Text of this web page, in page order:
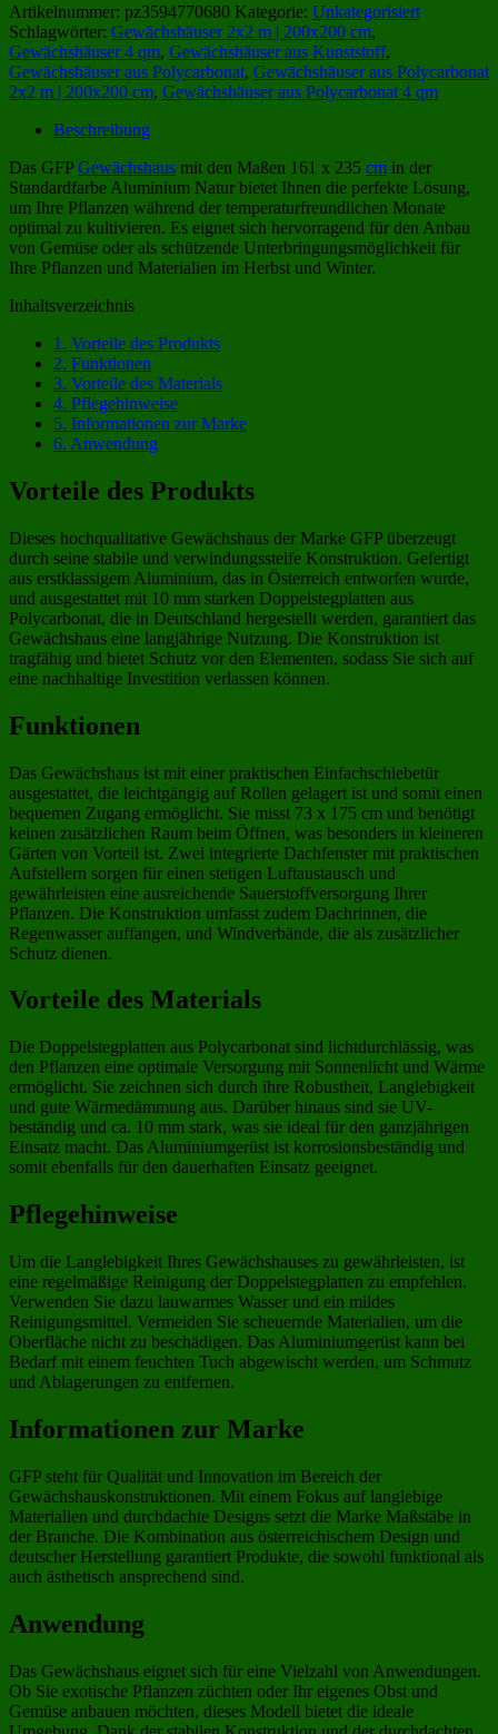
Artikelnummer: pz3594770680 Kategorie: Unkategorisiert
Schlagwörter: Gewächshäuser 2x2 m | 200x200 cm,
Gewächshäuser 4 qm, Gewächshäuser aus Kunststoff,
Gewächshäuser aus Polycarbonat, Gewächshäuser aus Polycarbonat
2x2 m | 200x200 cm, Gewächshäuser aus Polycarbonat 4 qm
Beschreibung
Das GFP Gewächshaus mit den Maßen 161 x 235 cm in der
Standardfarbe Aluminium Natur bietet Ihnen die perfekte Lösung,
um Ihre Pflanzen während der temperaturfreundlichen Monate
optimal zu kultivieren. Es eignet sich hervorragend für den Anbau
von Gemüse oder als schützende Unterbringungsmöglichkeit für
Ihre Pflanzen und Materialien im Herbst und Winter.
Inhaltsverzeichnis
1. Vorteile des Produkts
2. Funktionen
3. Vorteile des Materials
4. Pflegehinweise
5. Informationen zur Marke
6. Anwendung
Vorteile des Produkts
Dieses hochqualitative Gewächshaus der Marke GFP überzeugt
durch seine stabile und verwindungssteife Konstruktion. Gefertigt
aus erstklassigem Aluminium, das in Österreich entworfen wurde,
und ausgestattet mit 10 mm starken Doppelstegplatten aus
Polycarbonat, die in Deutschland hergestellt werden, garantiert das
Gewächshaus eine langjährige Nutzung. Die Konstruktion ist
tragfähig und bietet Schutz vor den Elementen, sodass Sie sich auf
eine nachhaltige Investition verlassen können.
Funktionen
Das Gewächshaus ist mit einer praktischen Einfachschiebetür
ausgestattet, die leichtgängig auf Rollen gelagert ist und somit einen
bequemen Zugang ermöglicht. Sie misst 73 x 175 cm und benötigt
keinen zusätzlichen Raum beim Öffnen, was besonders in kleineren
Gärten von Vorteil ist. Zwei integrierte Dachfenster mit praktischen
Aufstellern sorgen für einen stetigen Luftaustausch und
gewährleisten eine ausreichende Sauerstoffversorgung Ihrer
Pflanzen. Die Konstruktion umfasst zudem Dachrinnen, die
Regenwasser auffangen, und Windverbände, die als zusätzlicher
Schutz dienen.
Vorteile des Materials
Die Doppelstegplatten aus Polycarbonat sind lichtdurchlässig, was
den Pflanzen eine optimale Versorgung mit Sonnenlicht und Wärme
ermöglicht. Sie zeichnen sich durch ihre Robustheit, Langlebigkeit
und gute Wärmedämmung aus. Darüber hinaus sind sie UV-
beständig und ca. 10 mm stark, was sie ideal für den ganzjährigen
Einsatz macht. Das Aluminiumgerüst ist korrosionsbeständig und
somit ebenfalls für den dauerhaften Einsatz geeignet.
Pflegehinweise
Um die Langlebigkeit Ihres Gewächshauses zu gewährleisten, ist
eine regelmäßige Reinigung der Doppelstegplatten zu empfehlen.
Verwenden Sie dazu lauwarmes Wasser und ein mildes
Reinigungsmittel. Vermeiden Sie scheuernde Materialien, um die
Oberfläche nicht zu beschädigen. Das Aluminiumgerüst kann bei
Bedarf mit einem feuchten Tuch abgewischt werden, um Schmutz
und Ablagerungen zu entfernen.
Informationen zur Marke
GFP steht für Qualität und Innovation im Bereich der
Gewächshauskonstruktionen. Mit einem Fokus auf langlebige
Materialien und durchdachte Designs setzt die Marke Maßstäbe in
der Branche. Die Kombination aus österreichischem Design und
deutscher Herstellung garantiert Produkte, die sowohl funktional als
auch ästhetisch ansprechend sind.
Anwendung
Das Gewächshaus eignet sich für eine Vielzahl von Anwendungen.
Ob Sie exotische Pflanzen züchten oder Ihr eigenes Obst und
Gemüse anbauen möchten, dieses Modell bietet die ideale